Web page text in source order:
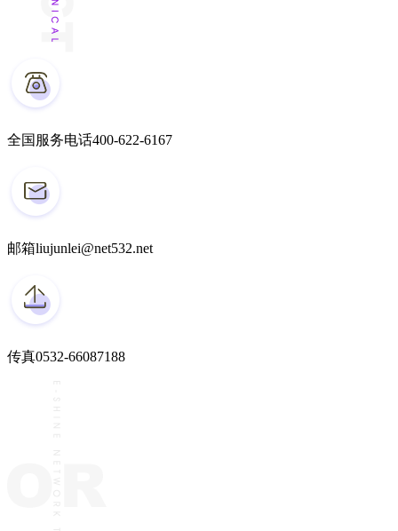
全国服务电话400-622-6167
邮箱liujunlei@net532.net
传真0532-66087188